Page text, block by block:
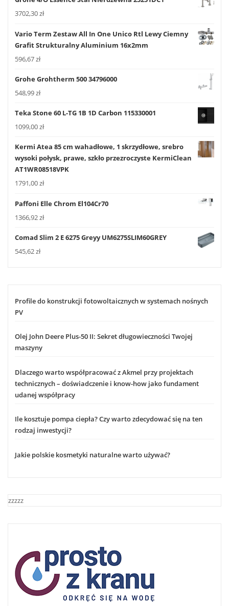
3702,30zł
Vario Term Zestaw All In One Unico Rtl Lewy Ciemny
Grafit Strukturalny Aluminium 16x2mm
596,67zł
Grohe Grohtherm 500 34796000
548,99zł
Teka Stone 60 L-TG 1B 1D Carbon 115330001
1099,00zł
Kermi Atea 85 cm wahadłowe, 1 skrzydłowe, srebro
wysoki połysk, prawe, szkło przezroczyste KermiClean
AT1WR08518VPK
1791,00zł
Paffoni Elle Chrom El104Cr70
1366,92zł
Comad Slim 2 E 6275 Greyy UM6275SLIM60GREY
545,62zł
Profile do konstrukcji fotowoltaicznych w systemach nośnych
PV
Olej John Deere Plus-50 II: Sekret długowieczności Twojej
maszyny
Dlaczego warto współpracować z Akmel przy projektach
technicznych – doświadczenie i know-how jako fundament
udanej współpracy
Ile kosztuje pompa ciepła? Czy warto zdecydować się na ten
rodzaj inwestycji?
Jakie polskie kosmetyki naturalne warto używać?
zzzzz